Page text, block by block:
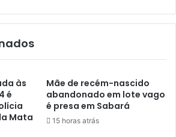
às
é
Mata
Mãe de recém-nascido
abandonado em lote vago
é presa em Sabará
15 horas atrás